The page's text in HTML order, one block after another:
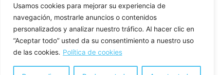
Usamos cookies para mejorar su experiencia de
navegación, mostrarle anuncios o contenidos
personalizados y analizar nuestro tráfico. Al hacer clic en
“Aceptar todo” usted da su consentimiento a nuestro uso
de las cookies. Política de cookies